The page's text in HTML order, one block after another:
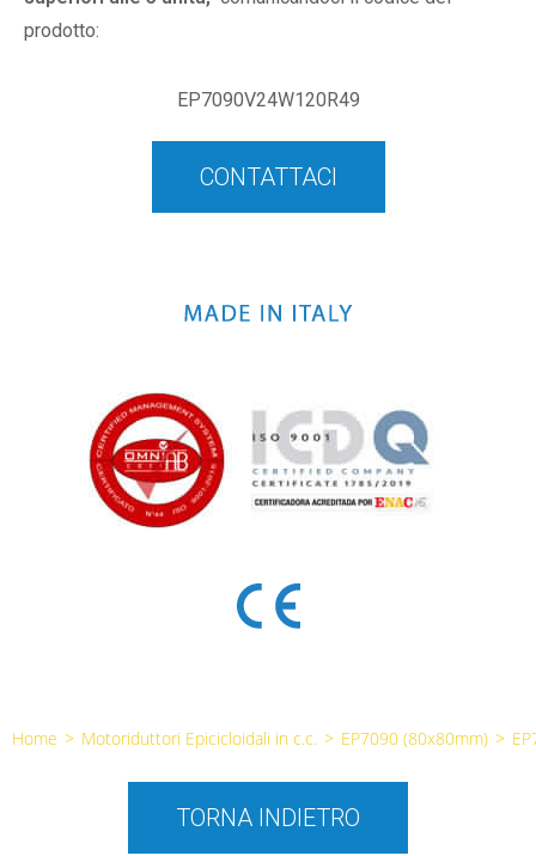
prodotto:
EP7090V24W120R49
CONTATTACI
Home > Motoriduttori Epicicloidali in c.c. > EP7090 (80x80mm) >
TORNA INDIETRO